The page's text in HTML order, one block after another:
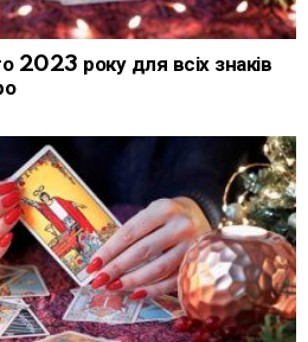
2023 року для всіх знаків